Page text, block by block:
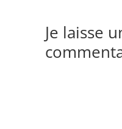
Je laisse